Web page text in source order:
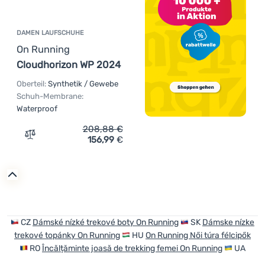
DAMEN LAUFSCHUHE
On Running
Cloudhorizon WP 2024
Oberteil: Synthetik / Gewebe
Schuh-Membrane:
Waterproof
Zum Vergleich 'Damen Laufschuhe On Running
208,88€
156,99 €
CZ Dámské nízké trekové boty On Running SK Dámske nízke
trekové topánky On Running
HU On Running Női túra félcipők
ROÎncălțăminte joasă de trekking femei On Running
UA